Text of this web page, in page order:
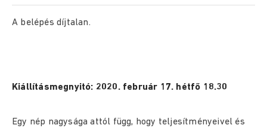
A belépés díjtalan.
Kiállításmegnyitó: 2020. február 17. hétfő 18.30
Egy nép nagysága attól függ, hogy teljesítményeivel és